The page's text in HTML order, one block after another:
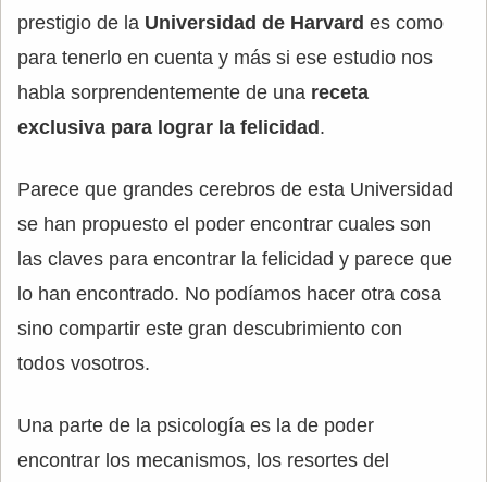
prestigio de la Universidad de Harvard es como
para tenerlo en cuenta y más si ese estudio nos
habla sorprendentemente de una receta
exclusiva para lograr la felicidad.
Parece que grandes cerebros de esta Universidad
se han propuesto el poder encontrar cuales son
las claves para encontrar la felicidad y parece que
lo han encontrado. No podíamos hacer otra cosa
sino compartir este gran descubrimiento con
todos vosotros.
Una parte de la psicología es la de poder
encontrar los mecanismos, los resortes del